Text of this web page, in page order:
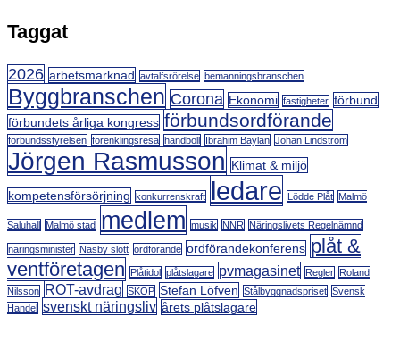
Taggat
2026 arbetsmarknad avtalfsrörelse bemanningsbranschen
Byggbranschen Corona Ekonomi fastigheter förbund
förbundets årliga kongress förbundsordförande
förbundsstyrelsen förenklingsresa handboll Ibrahim Baylan Johan Lindström
Jörgen Rasmusson Klimat & miljö
kompetensförsörjning konkurrenskraft ledare Lödde Plåt Malmö
Saluhall Malmö stad medlem musik NNR Näringslivets Regelnämnd
näringsminister Näsby slott ordförande ordförandekonferens plåt &
ventföretagen
Plåtidol plåtslagare pvmagasinet Regler Roland
Nilsson ROT-avdrag SKOP Stefan Löfven Stålbyggnadspriset Svensk
Handel svenskt näringsliv årets plåtslagare